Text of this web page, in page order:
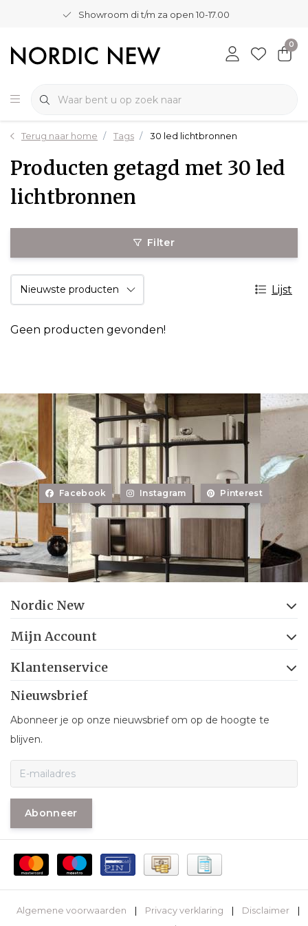
Showroom di t/m za open 10-17.00
0
Terug naar home Tags 30 led lichtbronnen
Producten getagd met 30 led
lichtbronnen
Filter
Lijst
Geen producten gevonden!
Facebook Instagram Pinterest
Nordic New
Mijn Account
Klantenservice
Nieuwsbrief
Abonneer je op onze nieuwsbrief om op de hoogte te
blijven.
Abonneer
Algemene voorwaarden Privacy verklaring Disclaimer